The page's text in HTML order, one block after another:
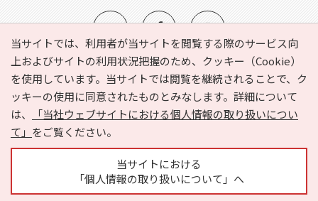
当サイトでは、利用者が当サイトを閲覧する際のサービス向
上およびサイトの利用状況把握のため、クッキー（Cookie）
を使用しています。当サイトでは閲覧を継続されることで、ク
ッキーの使用に同意されたものとみなします。詳細について
は、
「当社ウェブサイトにおける個人情報の取り扱いについ
て」 をご覧ください。
当サイトにおける
「個人情報の取り扱いについて」へ
e-NAVITA（イーナビタ）とは？ お気に入り
ヘルプ
利用規約
個人情報の取り扱いについて
運営会社
サイトマップ
広告掲載に関するお問い合わせ